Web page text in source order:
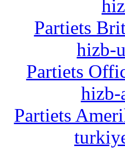
Partiets
hizb-
Partiets
hizb-
Partiets